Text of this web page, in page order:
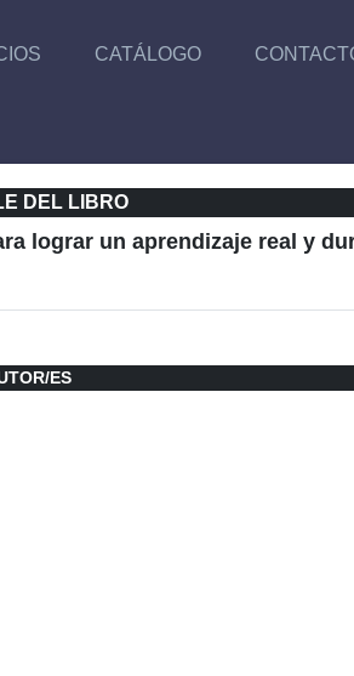
CATÁLOGO
DEL LIBRO
lograr un aprendizaje real y
ES